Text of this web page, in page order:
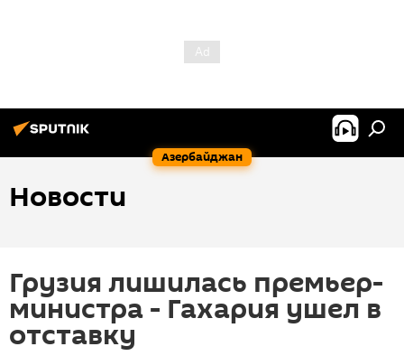
Азербайджан
Новости
Грузия лишилась премьер-
министра - Гахария ушел в
отставку